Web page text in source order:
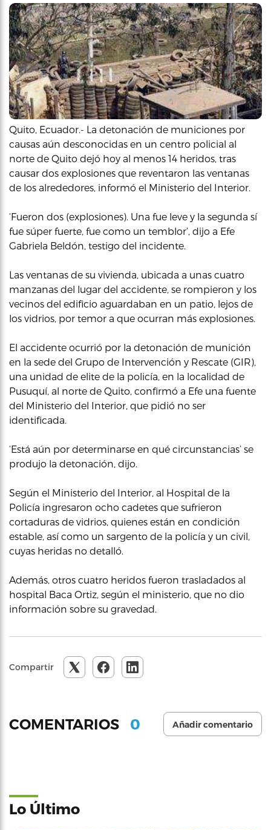
Quito, Ecuador.- La detonación de municiones por
causas aún desconocidas en un centro policial al
norte de Quito dejó hoy al menos 14 heridos, tras
causar dos explosiones que reventaron las ventanas
de los alrededores, informó el Ministerio del Interior.
‘Fueron dos (explosiones). Una fue leve y la segunda sí
fue súper fuerte, fue como un temblor’, dijo a Efe
Gabriela Beldón, testigo del incidente.
Las ventanas de su vivienda, ubicada a unas cuatro
manzanas del lugar del accidente, se rompieron y los
vecinos del edificio aguardaban en un patio, lejos de
los vidrios, por temor a que ocurran más explosiones.
El accidente ocurrió por la detonación de munición
en la sede del Grupo de Intervención y Rescate (GIR),
una unidad de elite de la policía, en la localidad de
Pusuquí, al norte de Quito, confirmó a Efe una fuente
del Ministerio del Interior, que pidió no ser
identificada.
‘Está aún por determinarse en qué circunstancias’ se
produjo la detonación, dijo.
Según el Ministerio del Interior, al Hospital de la
Policía ingresaron ocho cadetes que sufrieron
cortaduras de vidrios, quienes están en condición
estable, así como un sargento de la policía y un civil,
cuyas heridas no detalló.
Además, otros cuatro heridos fueron trasladados al
hospital Baca Ortiz, según el ministerio, que no dio
información sobre su gravedad.
Compartir
COMENTARIOS 0 Añadir comentario
Lo Último